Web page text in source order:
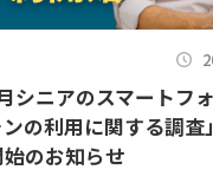
シニアのスマートフ
の利用に関する調査
のお知らせ